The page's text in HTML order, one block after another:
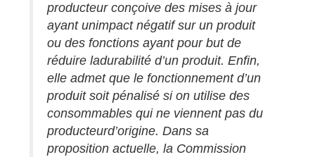
producteur conçoive des mises à jour
ayant unimpact négatif sur un produit
ou des fonctions ayant pour but de
réduire ladurabilité d’un produit. Enfin,
elle admet que le fonctionnement d’un
produit soit pénalisé si on utilise des
consommables qui ne viennent pas du
producteurd’origine. Dans sa
proposition actuelle, la Commission